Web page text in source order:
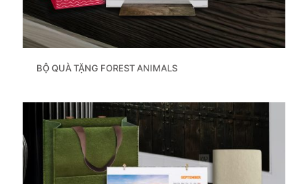
BỘ QUÀ TẶNG FOREST ANIMALS